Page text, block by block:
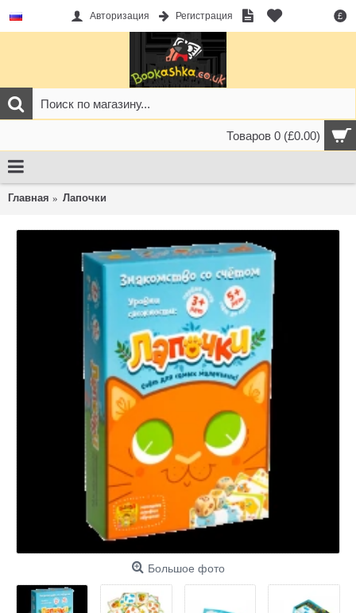
£
Авторизация Регистрация
Товаров 0 (£0.00)
Главная Лапочки
Большое фото